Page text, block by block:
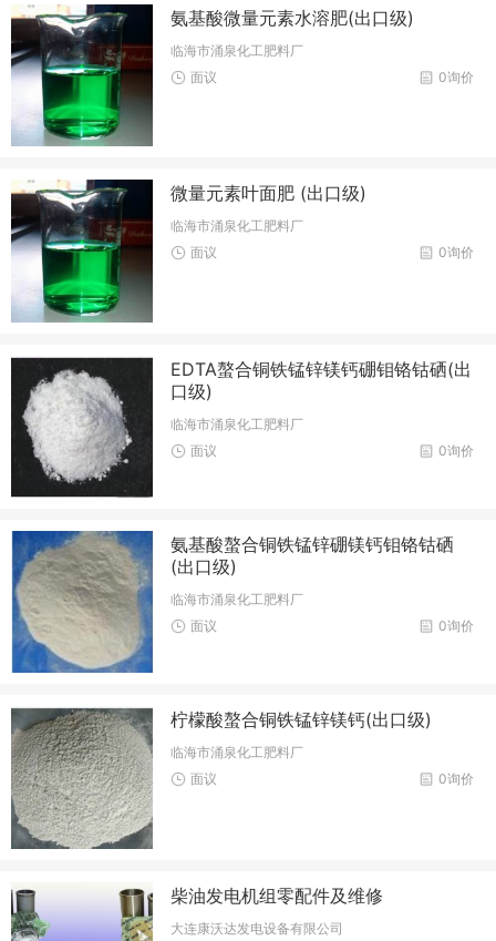
氨基酸微量元素水溶肥(出口级)
临海市涌泉化工肥料厂
0询价
面议
微量元素叶面肥 (出口级)
临海市涌泉化工肥料厂
0询价
面议
EDTA螯合铜铁锰锌镁钙硼钼铬钴硒(出
口级)
临海市涌泉化工肥料厂
0询价
面议
氨基酸螯合铜铁锰锌硼镁钙钼铬钴硒
(出口级)
临海市涌泉化工肥料厂
0询价
面议
柠檬酸螯合铜铁锰锌镁钙(出口级)
临海市涌泉化工肥料厂
0询价
面议
柴油发电机组零配件及维修
大连康沃达发电设备有限公司